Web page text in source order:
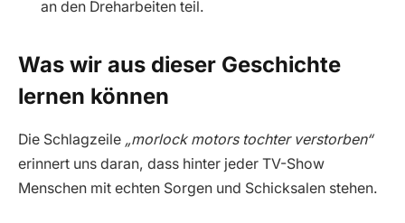
an den Dreharbeiten teil.
Was wir aus dieser Geschichte
lernen können
Die Schlagzeile „morlock motors tochter verstorben“
erinnert uns daran, dass hinter jeder TV-Show
Menschen mit echten Sorgen und Schicksalen stehen.